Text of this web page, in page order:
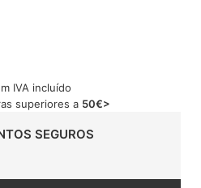
IVA incluído
superiores a 50€>
SEGUROS